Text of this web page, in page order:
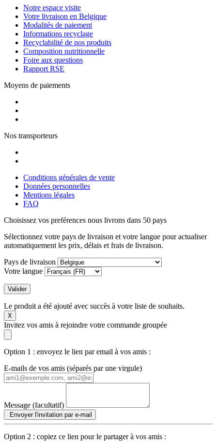
Notre espace visite
Votre livraison en Belgique
Modalités de paiement
Informations recyclage
Recyclabilité de nos produits
Composition nutritionnelle
Foire aux questions
Rapport RSE
Moyens de paiements
Nos transporteurs
Conditions générales de vente
Données personnelles
Mentions légales
FAQ
Choisissez vos preférences nous livrons dans 50 pays
Sélectionnez votre pays de livraison et votre langue pour actualiser
automatiquement les prix, délais et frais de livraison.
Pays de livraison
Votre langue
Valider
Le produit a été ajouté avec succès à votre liste de souhaits.
X
Invitez vos amis à rejoindre votre commande groupée
Option 1 : envoyez le lien par email à vos amis :
E-mails de vos amis (séparés par une virgule)
Message (facultatif)
Envoyer l'invitation par e-mail
Option 2 : copiez ce lien pour le partager à vos amis :